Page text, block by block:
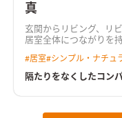
真
玄関からリビング、リ
居室全体につながりを持たせた。 全室空調を
確保するため、吹抜けを
抜けにグレーチングを
#居室#シンプル・ナチュ
隔たりをなくしたコン